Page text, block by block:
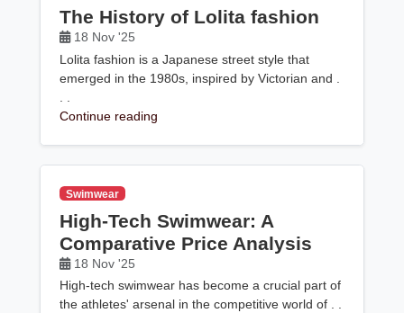
The History of Lolita fashion
18 Nov '25
Lolita fashion is a Japanese street style that
emerged in the 1980s, inspired by Victorian and .
Continue reading
Swimwear
High-Tech Swimwear: A
Comparative Price Analysis
18 Nov '25
High-tech swimwear has become a crucial part of
the athletes' arsenal in the competitive world of . .